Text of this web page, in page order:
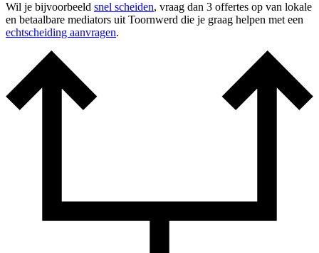
Wil je bijvoorbeeld snel scheiden, vraag dan 3 offertes op van lokale
en betaalbare mediators uit Toornwerd die je graag helpen met een
echtscheiding aanvragen.